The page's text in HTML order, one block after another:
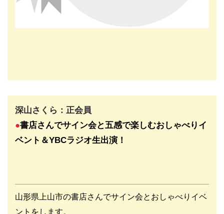
深山さくら：正会員
●書店さんでサイン会と五感で楽しむおしゃべりイ
ベント＆YBCラジオ生出演 ！
山形県上山市の書店さんでサイン会とおしゃべりイベ
ントをします。